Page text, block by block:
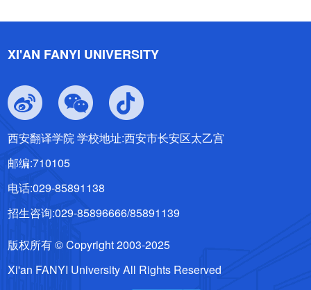
XI'AN FANYI UNIVERSITY
西安翻译学院 学校地址:西安市长安区太乙宫
邮编:710105
电话:029-85891138
招生咨询:029-85896666/85891139
版权所有 © Copyright 2003-2025
Xi'an FANYI University All Rights Reserved